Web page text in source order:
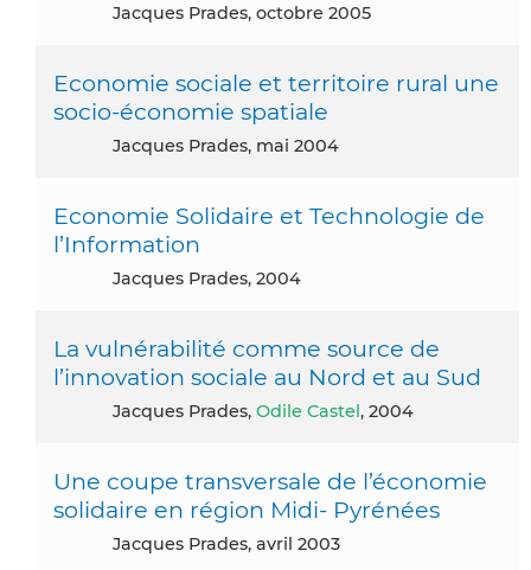
Jacques Prades, octobre 2005
Economie sociale et territoire rural une
socio-économie spatiale
Jacques Prades, mai 2004
Economie Solidaire et Technologie de
l’Information
Jacques Prades, 2004
La vulnérabilité comme source de
l’innovation sociale au Nord et au Sud
Jacques Prades, Odile Castel, 2004
Une coupe transversale de l’économie
solidaire en région Midi- Pyrénées
Jacques Prades, avril 2003